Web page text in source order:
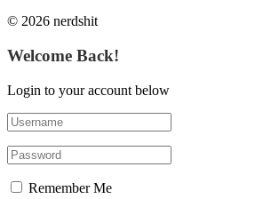
© 2026 nerdshit
Welcome Back!
Login to your account below
Remember Me